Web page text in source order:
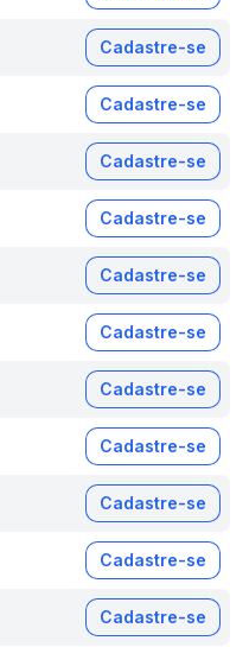
Cadastre-se
Cadastre-se
Cadastre-se
Cadastre-se
Cadastre-se
Cadastre-se
Cadastre-se
Cadastre-se
Cadastre-se
Cadastre-se
Cadastre-se